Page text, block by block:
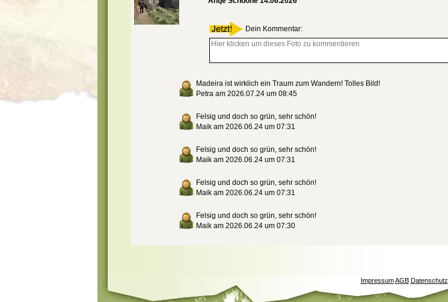
Dein Kommentar:
Madeira ist wirklich ein Traum zum Wandern! Tolles Bild!
Petra am 2026.07.24 um 08:45
Felsig und doch so grün, sehr schön!
Maik am 2026.06.24 um 07:31
Felsig und doch so grün, sehr schön!
Maik am 2026.06.24 um 07:31
Felsig und doch so grün, sehr schön!
Maik am 2026.06.24 um 07:31
Felsig und doch so grün, sehr schön!
Maik am 2026.06.24 um 07:30
Impressum AGB Datenschutz